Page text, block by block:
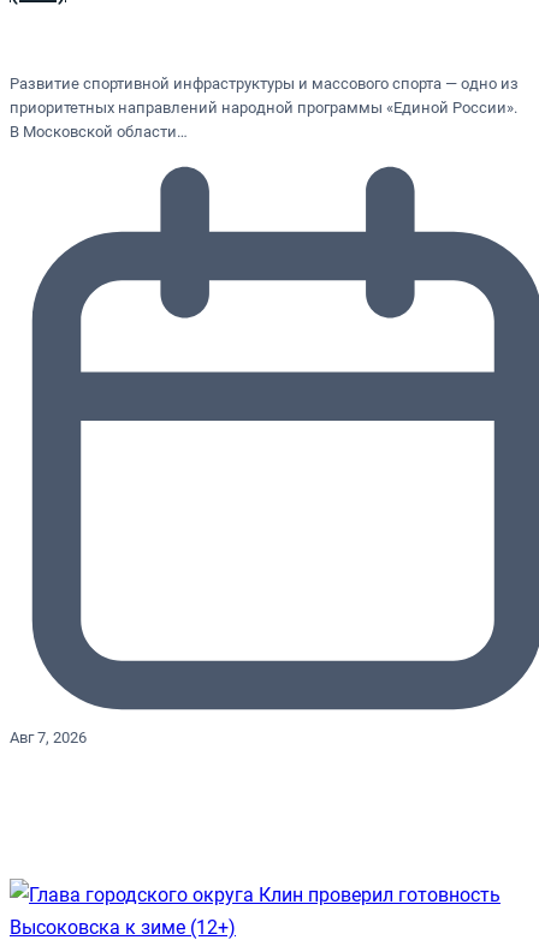
Развитие спортивной инфраструктуры и массового спорта — одно из
приоритетных направлений народной программы «Единой России».
В Московской области…
Авг 7, 2026